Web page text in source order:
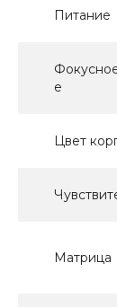
Питание
е
Цвет
Матрица